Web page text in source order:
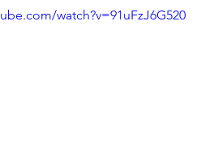
watch?v=91uFzJ6G520